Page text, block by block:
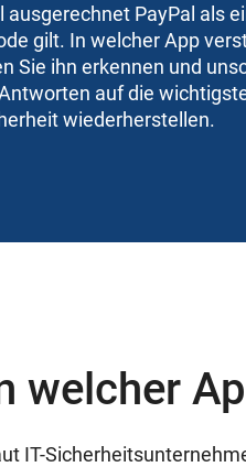
PayPal als
gilt. In welcher App
Sie ihn erkennen und
auf die
wiederherstellen.
welcher
IT-